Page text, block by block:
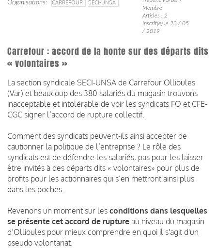
Organisations CARREFOUR SECI-UNSA
Membre
Articles : 2
Inscrit(e) le 23 / 05
/ 2019
Carrefour : accord de la honte sur des départs dits
« volontaires »
La section syndicale SECI-UNSA de Carrefour Ollioules
(Var) et beaucoup des 380 salariés du magasin trouvons
inacceptable et intolérable de voir les syndicats FO et CFE-
CGC signer l’accord de rupture collectif.
Comment des syndicats peuvent-ils ainsi accepter de
cautionner la politique de l’entreprise ? Le rôle des
syndicats est de défendre les salariés, pas pour les laisser
être invités à des départs dits « volontaires» pour plus de
profits pour les actionnaires qui s’en mettront ainsi plus
dans les poches.
Revenons un moment sur les conditions dans lesquelles
se présente cet accord de rupture au niveau du magasin
d’Ollioules pour mieux comprendre en quoi il s'agit d'un
pseudo volontariat.